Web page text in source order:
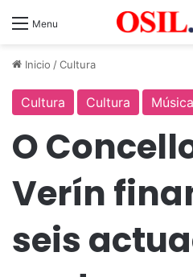
Menu
Inicio /Cultura
Cultura Cultura Música
O
Verín
seis